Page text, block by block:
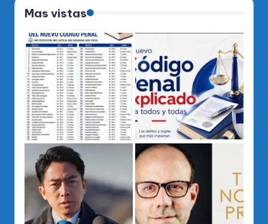
Mas vistas